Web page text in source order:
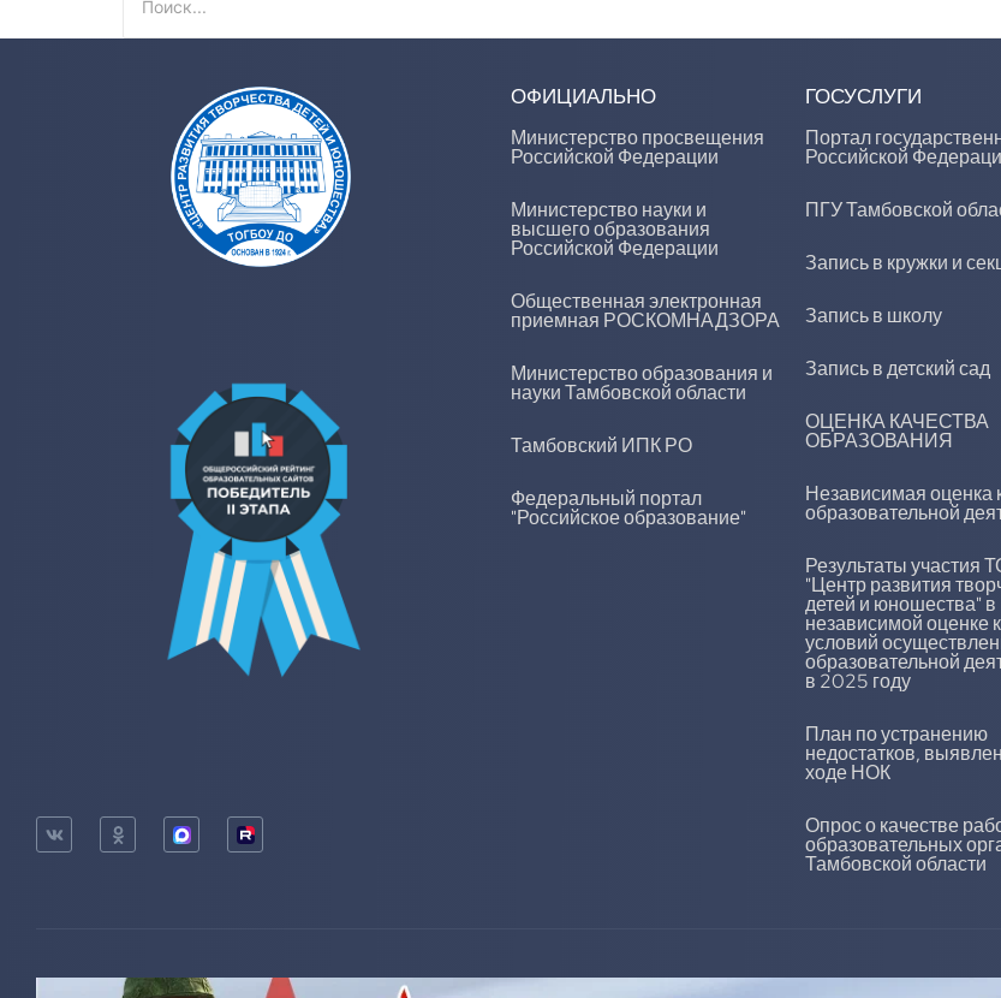
ОФИЦИАЛЬНО
Министерство просвещения
Российской Федерации
Министерство науки и
высшего образования
Российской Федерации
Общественная электронная
приемная РОСКОМНАДЗОРА
Министерство образования и
науки Тамбовской области
Тамбовский ИПК РО
Федеральный портал
"Российское образование"
ГОСУСЛУГИ
Портал
Российской
ПГУ Тамбовской
Запись в кружки и
Запись в школу
Запись в детский сад
ОЦЕНКА КАЧЕСТВА
ОБРАЗОВАНИЯ
Независимая оценка
образовательной
Результаты участия
"Центр развития
детей и юношества" в
независимой оценке
условий
образовательной
в 2025 году
План по устранению
недостатков,
ходе НОК
Опрос о качестве
образовательных
Тамбовской области